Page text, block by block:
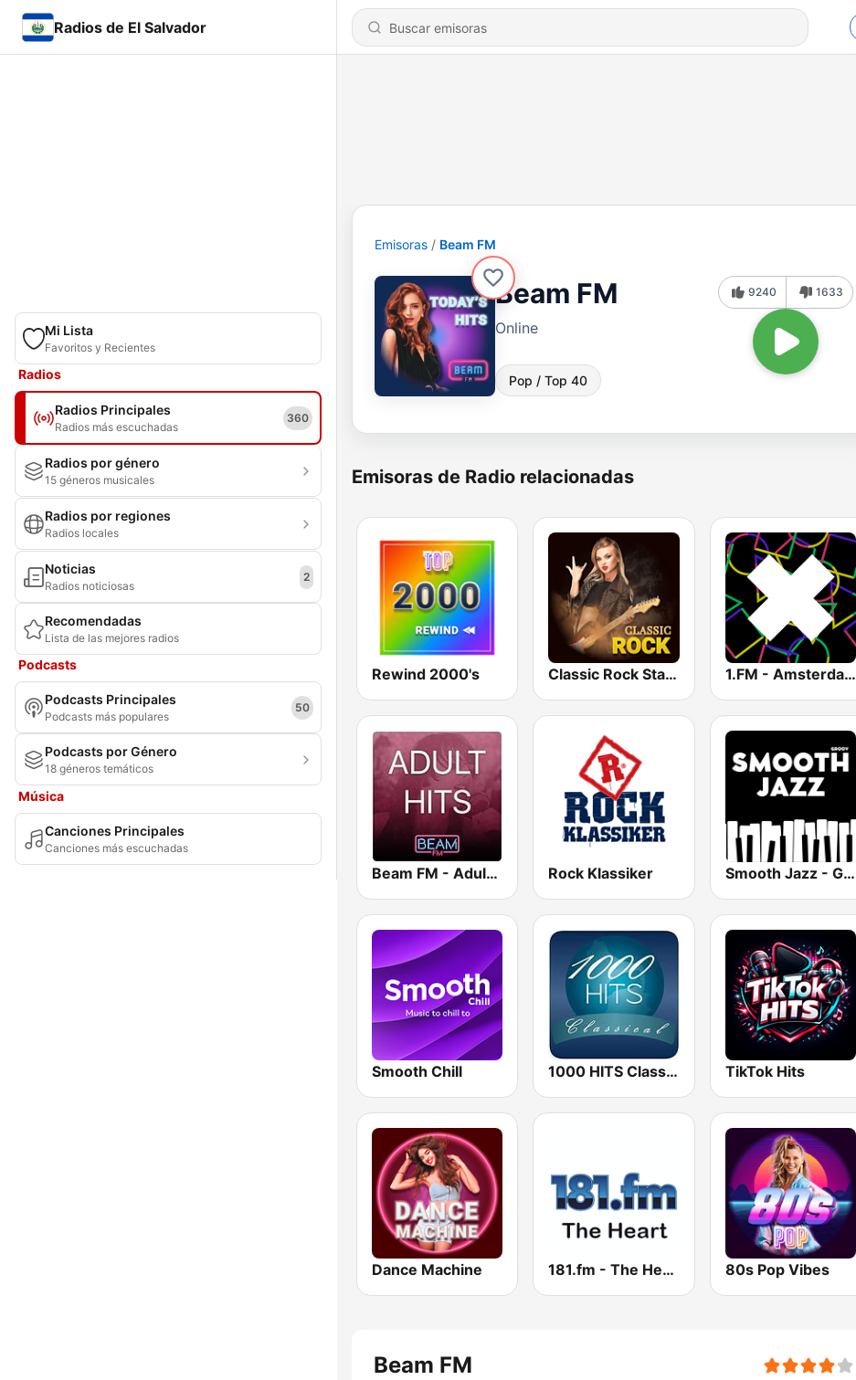
Radios de El Salvador
Mi Lista
Favoritos y Recientes
Radios
Radios Principales
Radios más escuchadas
360
Radios por género
15 géneros musicales
Radios por regiones
Radios locales
Noticias
Radios noticiosas
2
Recomendadas
Lista de las mejores radios
Podcasts
Podcasts Principales
Podcasts más populares
50
Podcasts por Género
18 géneros temáticos
Música
Canciones Principales
Canciones más escuchadas
Emisoras Beam FM
Beam FM
Online
Pop / Top 40
9240 1633
Emisoras de Radio relacionadas
Rewind 2000's Classic Rock Station 1.FM - Amsterdam Trance
Beam FM - Adult Hits Rock Klassiker Smooth Jazz - Groov
Smooth Chill 1000 HITS Classical Music TikTok Hits
Dance Machine 181.fm - The Heart (Love Songs) 80s Pop Vibes
Beam FM